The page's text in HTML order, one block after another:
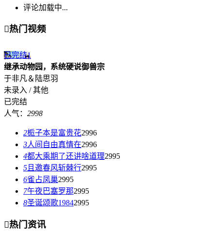
评论加载中...
热门视频
已完结1
继承动物园，系统硬说御兽宗
于非凡＆陆思羽
未录入 / 其他
已完结
人气： 2998
2栀子本是富贵花2996
3人间自由真情在2996
4都大乘期了还讲啥道理2995
5 且邀春风斩棘行2995
6雀占凤巢2995
7午夜巴塞罗那2995
8圣诞颂歌19842995
热门资讯